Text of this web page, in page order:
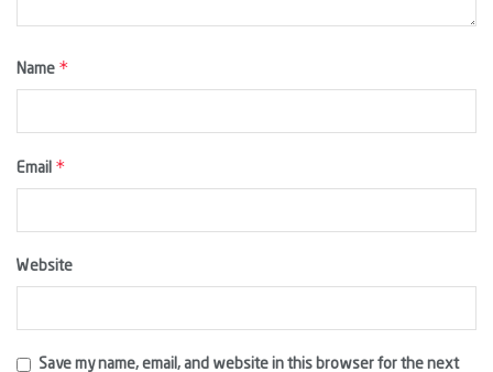
Name *
Email *
Website
Save my name, email, and website in this browser for the next